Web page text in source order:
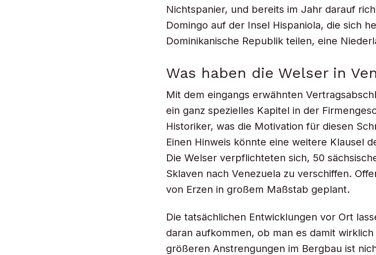
Nichtspanier, und bereits im Jahr darauf
Domingo auf der Insel Hispaniola, die sich
Dominikanische Republik teilen, eine
Was haben die Welser in
Mit dem eingangs erwähnten
ein ganz spezielles Kapitel in der
Historiker, was die Motivation für diesen
Einen Hinweis könnte eine weitere Klausel
Die Welser verpflichteten sich, 50
Sklaven nach Venezuela zu verschiffen.
von Erzen in großem Maßstab geplant.
Die tatsächlichen Entwicklungen vor Ort
daran aufkommen, ob man es damit
größeren Anstrengungen im Bergbau ist